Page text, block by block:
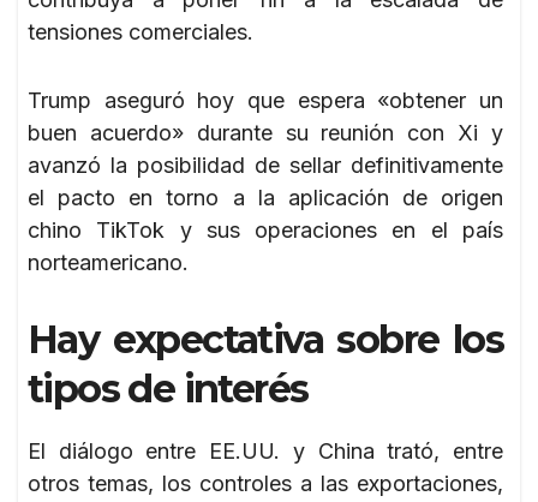
tensiones comerciales.
Trump aseguró hoy que espera «obtener un
buen acuerdo» durante su reunión con Xi y
avanzó la posibilidad de sellar definitivamente
el pacto en torno a la aplicación de origen
chino TikTok y sus operaciones en el país
norteamericano.
Hay expectativa sobre los
tipos de interés
El diálogo entre EE.UU. y China trató, entre
otros temas, los controles a las exportaciones,